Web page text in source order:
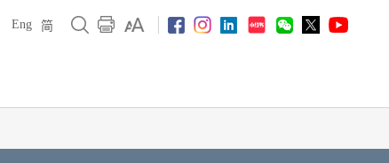
Eng 简